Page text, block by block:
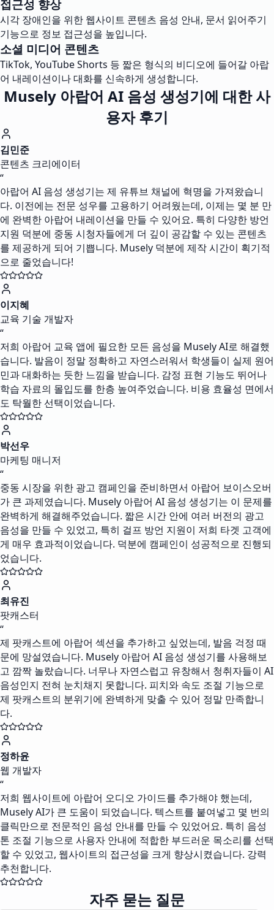
접근성 향상
시각 장애인을 위한 웹사이트 콘텐츠 음성 안내, 문서 읽어주기
기능으로 정보 접근성을 높입니다.
소셜 미디어 콘텐츠
TikTok, YouTube Shorts 등 짧은 형식의 비디오에 들어갈 아랍
어 내레이션이나 대화를 신속하게 생성합니다.
Musely 아랍어 AI 음성 생성기에 대한 사
용자 후기
김민준
콘텐츠 크리에이터
“
아랍어 AI 음성 생성기는 제 유튜브 채널에 혁명을 가져왔습니
다. 이전에는 전문 성우를 고용하기 어려웠는데, 이제는 몇 분 만
에 완벽한 아랍어 내레이션을 만들 수 있어요. 특히 다양한 방언
지원 덕분에 중동 시청자들에게 더 깊이 공감할 수 있는 콘텐츠
를 제공하게 되어 기쁩니다. Musely 덕분에 제작 시간이 획기적
으로 줄었습니다!
이지혜
교육 기술 개발자
“
저희 아랍어 교육 앱에 필요한 모든 음성을 Musely AI로 해결했
습니다. 발음이 정말 정확하고 자연스러워서 학생들이 실제 원어
민과 대화하는 듯한 느낌을 받습니다. 감정 표현 기능도 뛰어나
학습 자료의 몰입도를 한층 높여주었습니다. 비용 효율성 면에서
도 탁월한 선택이었습니다.
박선우
마케팅 매니저
“
중동 시장을 위한 광고 캠페인을 준비하면서 아랍어 보이스오버
가 큰 과제였습니다. Musely 아랍어 AI 음성 생성기는 이 문제를
완벽하게 해결해주었습니다. 짧은 시간 안에 여러 버전의 광고
음성을 만들 수 있었고, 특히 걸프 방언 지원이 저희 타겟 고객에
게 매우 효과적이었습니다. 덕분에 캠페인이 성공적으로 진행되
었습니다.
최유진
팟캐스터
“
제 팟캐스트에 아랍어 섹션을 추가하고 싶었는데, 발음 걱정 때
문에 망설였습니다. Musely 아랍어 AI 음성 생성기를 사용해보
고 깜짝 놀랐습니다. 너무나 자연스럽고 유창해서 청취자들이 AI
음성인지 전혀 눈치채지 못합니다. 피치와 속도 조절 기능으로
제 팟캐스트의 분위기에 완벽하게 맞출 수 있어 정말 만족합니
다.
정하윤
웹 개발자
“
저희 웹사이트에 아랍어 오디오 가이드를 추가해야 했는데,
Musely AI가 큰 도움이 되었습니다. 텍스트를 붙여넣고 몇 번의
클릭만으로 전문적인 음성 안내를 만들 수 있었어요. 특히 음성
톤 조절 기능으로 사용자 안내에 적합한 부드러운 목소리를 선택
할 수 있었고, 웹사이트의 접근성을 크게 향상시켰습니다. 강력
추천합니다.
자주 묻는 질문